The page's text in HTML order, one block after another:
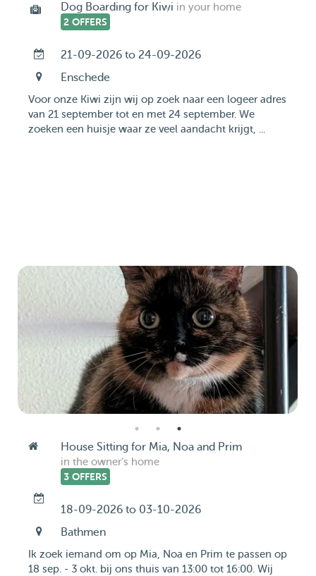
Dog Boarding for Kiwi in your home
2 OFFERS
21-09-2026 to 24-09-2026
Enschede
Voor onze Kiwi zijn wij op zoek naar een logeer adres
van 21 september tot en met 24 september. We
zoeken een huisje waar ze veel aandacht krijgt, ...
House Sitting for Mia, Noa and Prim
in the owner's home
3 OFFERS
18-09-2026 to 03-10-2026
Bathmen
Ik zoek iemand om op Mia, Noa en Prim te passen op
18 sep. - 3 okt. bij ons thuis van 13:00 tot 16:00. Wij